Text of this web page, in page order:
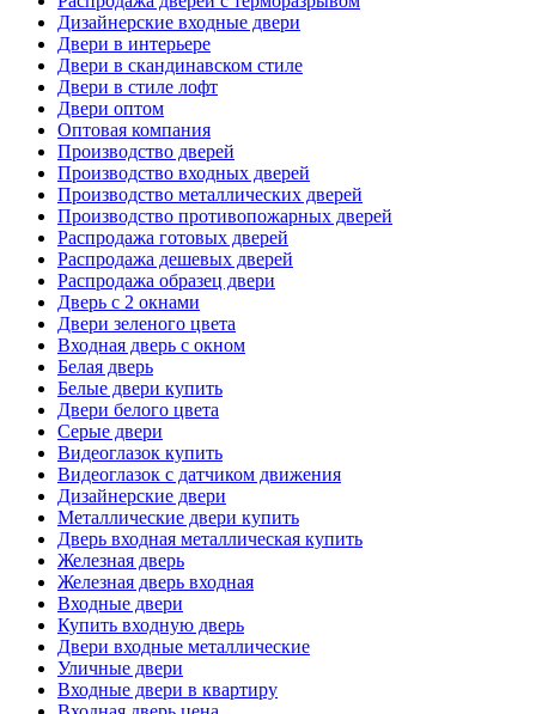
Дизайнерские входные двери
Двери в интерьере
Двери в скандинавском стиле
Двери в стиле лофт
Двери оптом
Оптовая компания
Производство дверей
Производство входных дверей
Производство металлических дверей
Производство противопожарных дверей
Распродажа готовых дверей
Распродажа дешевых дверей
Распродажа образец двери
Дверь с 2 окнами
Двери зеленого цвета
Входная дверь с окном
Белая дверь
Белые двери купить
Двери белого цвета
Серые двери
Видеоглазок купить
Видеоглазок с датчиком движения
Дизайнерские двери
Металлические двери купить
Дверь входная металлическая купить
Железная дверь
Железная дверь входная
Входные двери
Купить входную дверь
Двери входные металлические
Уличные двери
Входные двери в квартиру